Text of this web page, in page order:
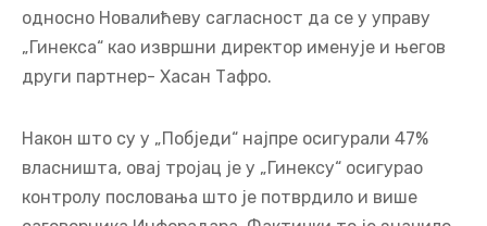
односно Новалићеву сагласност да се у управу
„Гинекса“ кao извршни директор именује и његов
други партнер- Хасан Тафро.
Након што су у „Побједи“ најпре осигурали 47%
власништа, овај тројац је у „Гинексу“ осигурао
контролу пословања што је потврдило и више